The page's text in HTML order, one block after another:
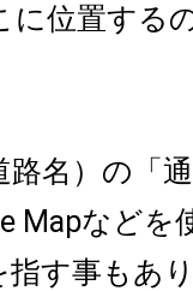
に位置する
名）の「
Mapなどを
す事もあ